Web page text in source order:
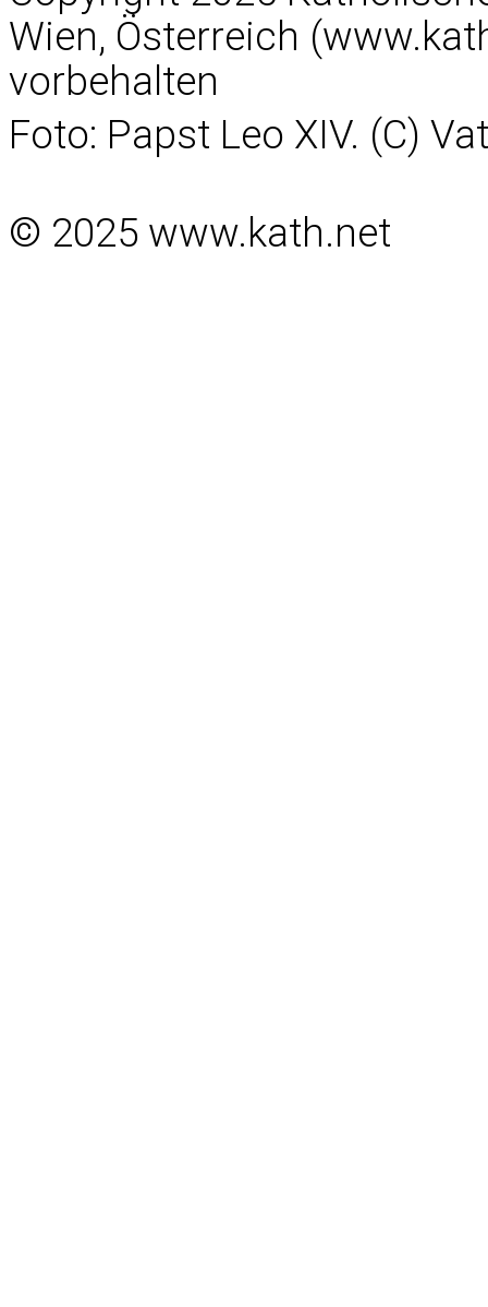
Wien, Österreich
vorbehalten
Foto: Papst Leo XIV. (C)
© 2025 www.kath.net